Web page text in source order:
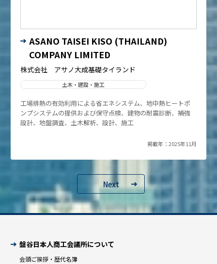
ASANO TAISEI KISO (THAILAND)
COMPANY LIMITED
株式会社 アサノ大成基礎タイランド
土木・建設・施工
工場排熱の有効利用による省エネシステム、地中熱ヒートポ
ンプシステムの提供および保守点検、建物の耐震診断、補強
設計、地盤調査、土木解析、設計、施工
掲載年：2025年11月
Next
盤谷日本人商工会議所について
会頭ご挨拶・歴代名簿